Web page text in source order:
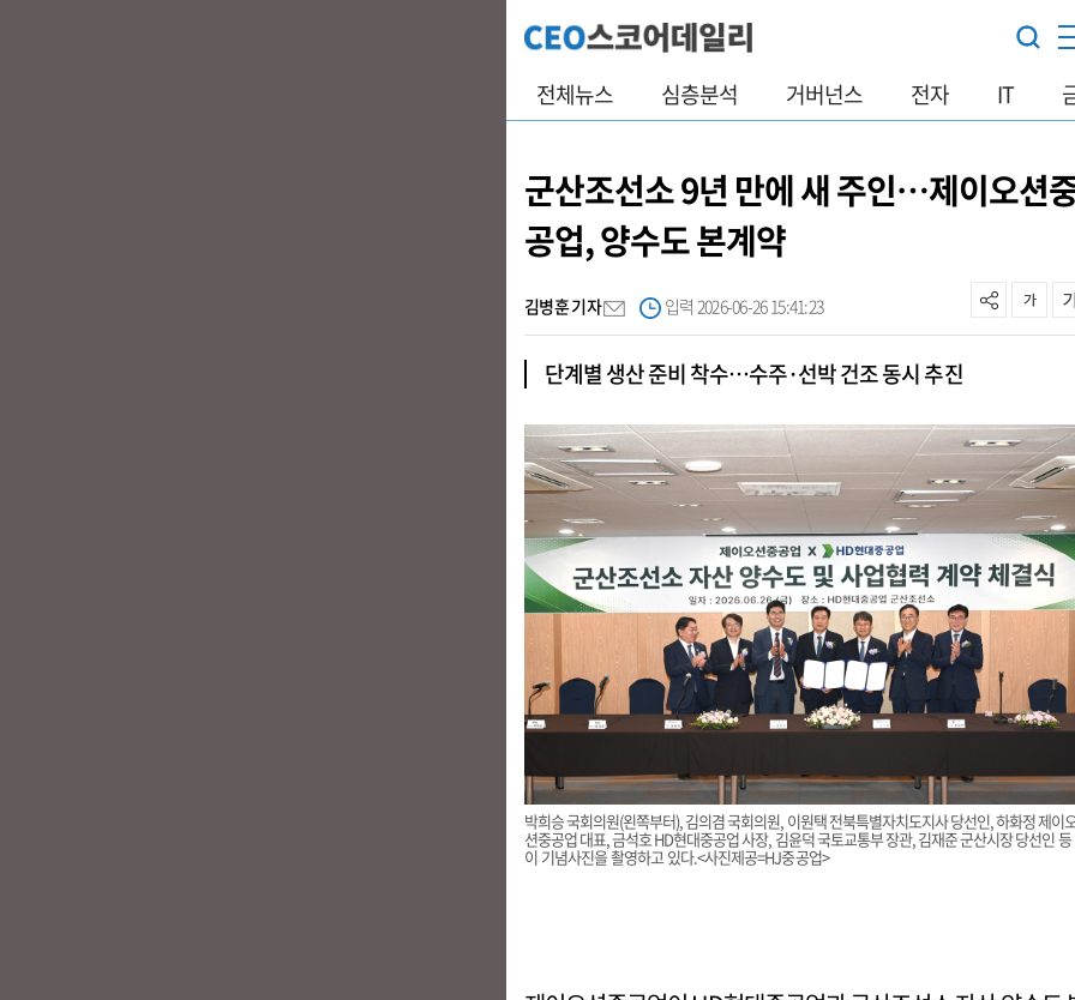
전체뉴스 심층분석 거버넌스 전자 IT
군산조선소 9년 만에 새 주인…제이오션
공업, 양수도 본계약
김병훈 기자 입력 2026-06-26 15:41:23
단계별 생산 준비 착수…수주·선박 건조 동시 추진
박희승 국회의원(왼쪽부터), 김의겸 국회의원, 이원택 전북특별자치도지사 당선인, 하화정 제이
션중공업 대표, 금석호 HD현대중공업 사장, 김윤덕 국토교통부 장관, 김재준 군산시장 당선인 등
이 기념사진을 촬영하고 있다.<사진제공=HJ중공업>